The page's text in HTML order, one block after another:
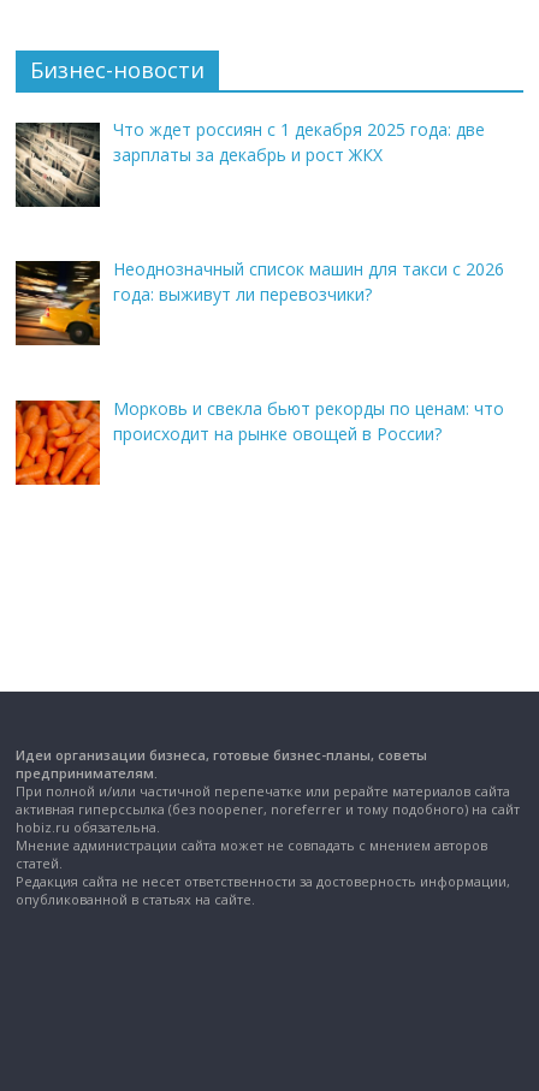
Бизнес-новости
Что ждет россиян с 1 декабря 2025 года: две
зарплаты за декабрь и рост ЖКХ
Неоднозначный список машин для такси с 2026
года: выживут ли перевозчики?
Морковь и свекла бьют рекорды по ценам: что
происходит на рынке овощей в России?
Идеи организации бизнеса, готовые бизнес-планы, советы
предпринимателям.
При полной и/или частичной перепечатке или рерайте материалов сайта
активная гиперссылка (без noopener, noreferrer и тому подобного) на сайт
hobiz.ru обязательна.
Мнение администрации сайта может не совпадать с мнением авторов
статей.
Редакция сайта не несет ответственности за достоверность информации,
опубликованной в статьях на сайте.